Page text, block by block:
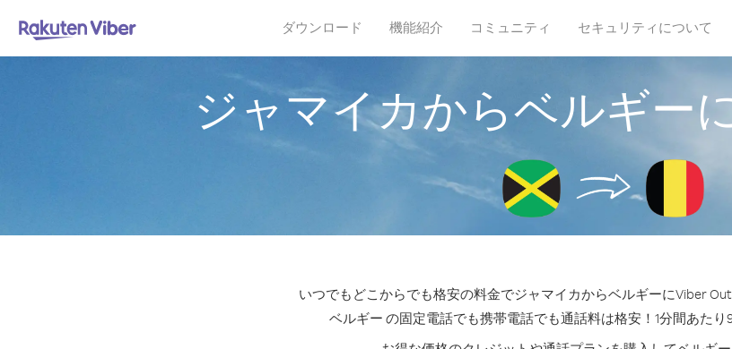
ダウンロード 機能紹介 コミュニティ セキュリティについて
ジャマイカからベルギー
いつでもどこからでも格安の料金でジャマイカからベルギーにViber
ベルギー の固定電話でも携帯電話でも通話料は格安！1分間あたり